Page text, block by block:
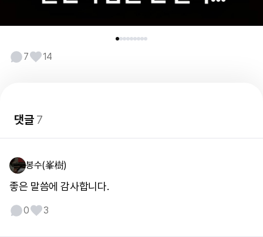
7 14
댓글7
봉수(峯樹)
좋은 말씀에 감사합니다.
0 3